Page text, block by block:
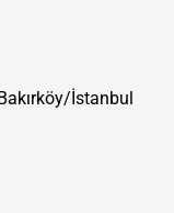
İstanbul